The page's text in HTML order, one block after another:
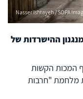
Nasser Ishtayeh / SOPA
ההישרדות של
המכות הקשות
מלחמת "חרבות